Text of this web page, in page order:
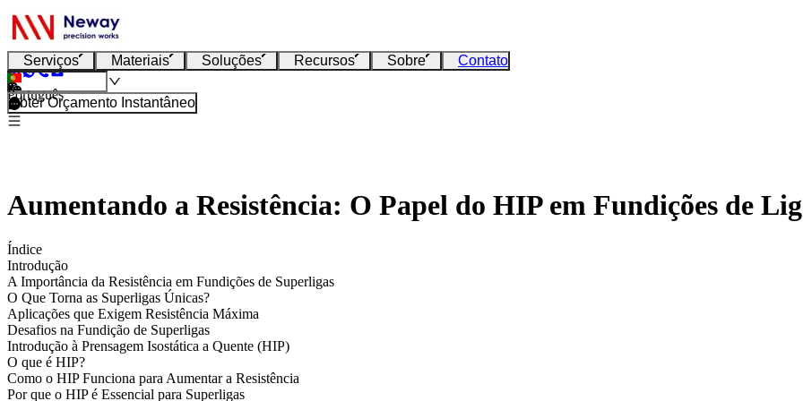
Serviços Materiais Soluções Recursos Sobre Contato
Português
Obter Orçamento Instantâneo
Aumentando a Resistência: O Papel do HIP em Fundições de
Índice
Introdução
A Importância da Resistência em Fundições de Superligas
O Que Torna as Superligas Únicas?
Aplicações que Exigem Resistência Máxima
Desafios na Fundição de Superligas
Introdução à Prensagem Isostática a Quente (HIP)
O que é HIP?
Como o HIP Funciona para Aumentar a Resistência
Por que o HIP é Essencial para Superligas